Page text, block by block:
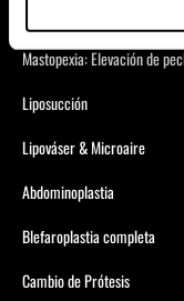
Mastopexia: Elevación de
Liposucción
Lipováser & Microaire
Abdominoplastia
Blefaroplastia completa
Cambio de Prótesis